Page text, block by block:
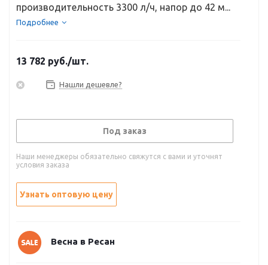
производительность 3300 л/ч, напор до 42 м...
Подробнее
13 782 руб./шт.
Нашли дешевле?
Под заказ
Наши менеджеры обязательно свяжутся с вами и уточнят
условия заказа
Узнать оптовую цену
Весна в Ресан